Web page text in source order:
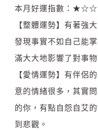
本月好運指數：
【整體運勢】有著強
發現事實不如自己能
滿大大地影響了對事物
【愛情運勢】有伴侶
意的情緒很多，其實
的你，有點自怨自艾
到悲觀。